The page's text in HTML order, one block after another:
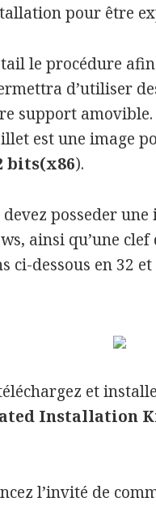
pour être
le procédure
d’utiliser
support
est une image
bits(x86).
posseder une
ainsi qu’une clef
ci-dessous en 32 et
et
Installation
l’invité de